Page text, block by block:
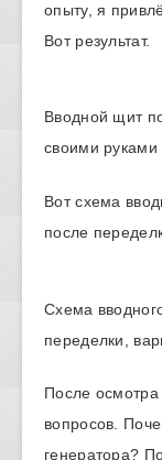
опыту, я
Вот результат.
Вводной щит
своими руками
Вот схема
после
Схема
переделки,
После осмотра
вопросов.
генератора?